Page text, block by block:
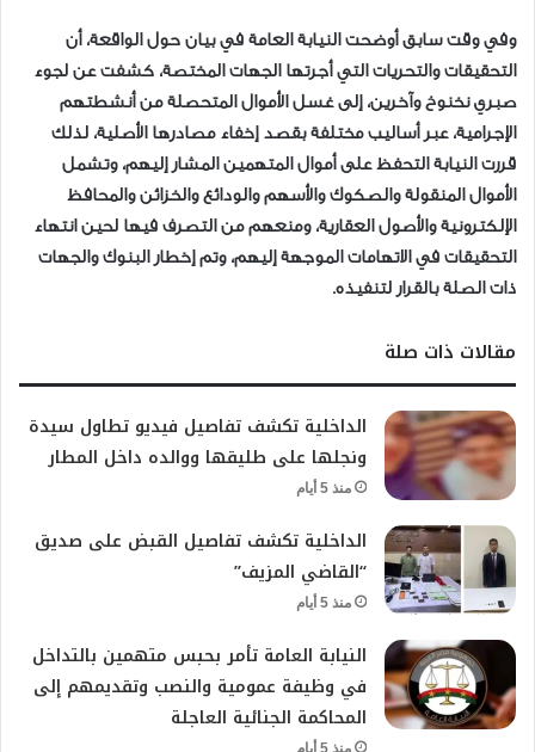
وفي وقت سابق أوضحت النيابة العامة في بيان حول الواقعة، أن
التحقيقات والتحريات التي أجرتها الجهات المختصة، كشفت عن لجوء
صبري نخنوخ وآخرين، إلى غسل الأموال المتحصلة من أنشطتهم
الإجرامية، عبر أساليب مختلفة بقصد إخفاء مصادرها الأصلية، لذلك
قررت النيابة التحفظ على أموال المتهمين المشار إليهم، وتشمل
الأموال المنقولة والصكوك والأسهم والودائع والخزائن والمحافظ
الإلكترونية والأصول العقارية، ومنعهم من التصرف فيها لحين انتهاء
التحقيقات في الاتهامات الموجهة إليهم، وتم إخطار البنوك والجهات
ذات الصلة بالقرار لتنفيذه.
مقالات ذات صلة
الداخلية تكشف تفاصيل فيديو تطاول سيدة
ونجلها على طليقها ووالده داخل المطار
منذ 5 أيام
الداخلية تكشف تفاصيل القبض على صديق
“القاضي المزيف”
منذ 5 أيام
النيابة العامة تأمر بحبس متهمين بالتداخل
في وظيفة عمومية والنصب وتقديمهم إلى
المحاكمة الجنائية العاجلة